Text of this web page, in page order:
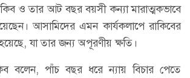
ও তার আট বছর বয়সী কন্যা মারাত্মকভাবে
আসামিদের এমন কার্যকলাপে রাকিবের
যা তার জন্য অপূরণীয় ক্ষতি।
বলেন, পাঁচ বছর ধরে ন্যায় বিচার পেতে